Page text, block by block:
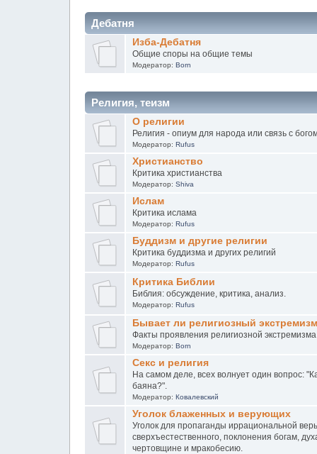
Дебатня
Изба-Дебатня
Общие споры на общие темы
Модератор: Born
Религия, теизм
О религии
Религия - опиум для народа или связь с
Модератор: Rufus
Христианство
Критика христианства
Модератор: Shiva
Ислам
Критика ислама
Модератор: Rufus
Буддизм и другие религии
Критика буддизма и других религий
Модератор: Rufus
Критика Библии
Библия: обсуждение, критика, анализ.
Модератор: Rufus
Бывает ли религиозный
Факты проявления религиозной экстремизма
Модератор: Born
Секс и религия
На самом деле, всех волнует один вопрос:
баяна?".
Модератор: Ковалевский
Уголок блаженных и верующих
Уголок для пропаганды иррациональной
сверхъестественного, поклонения богам,
чертовщине и мракобесию.